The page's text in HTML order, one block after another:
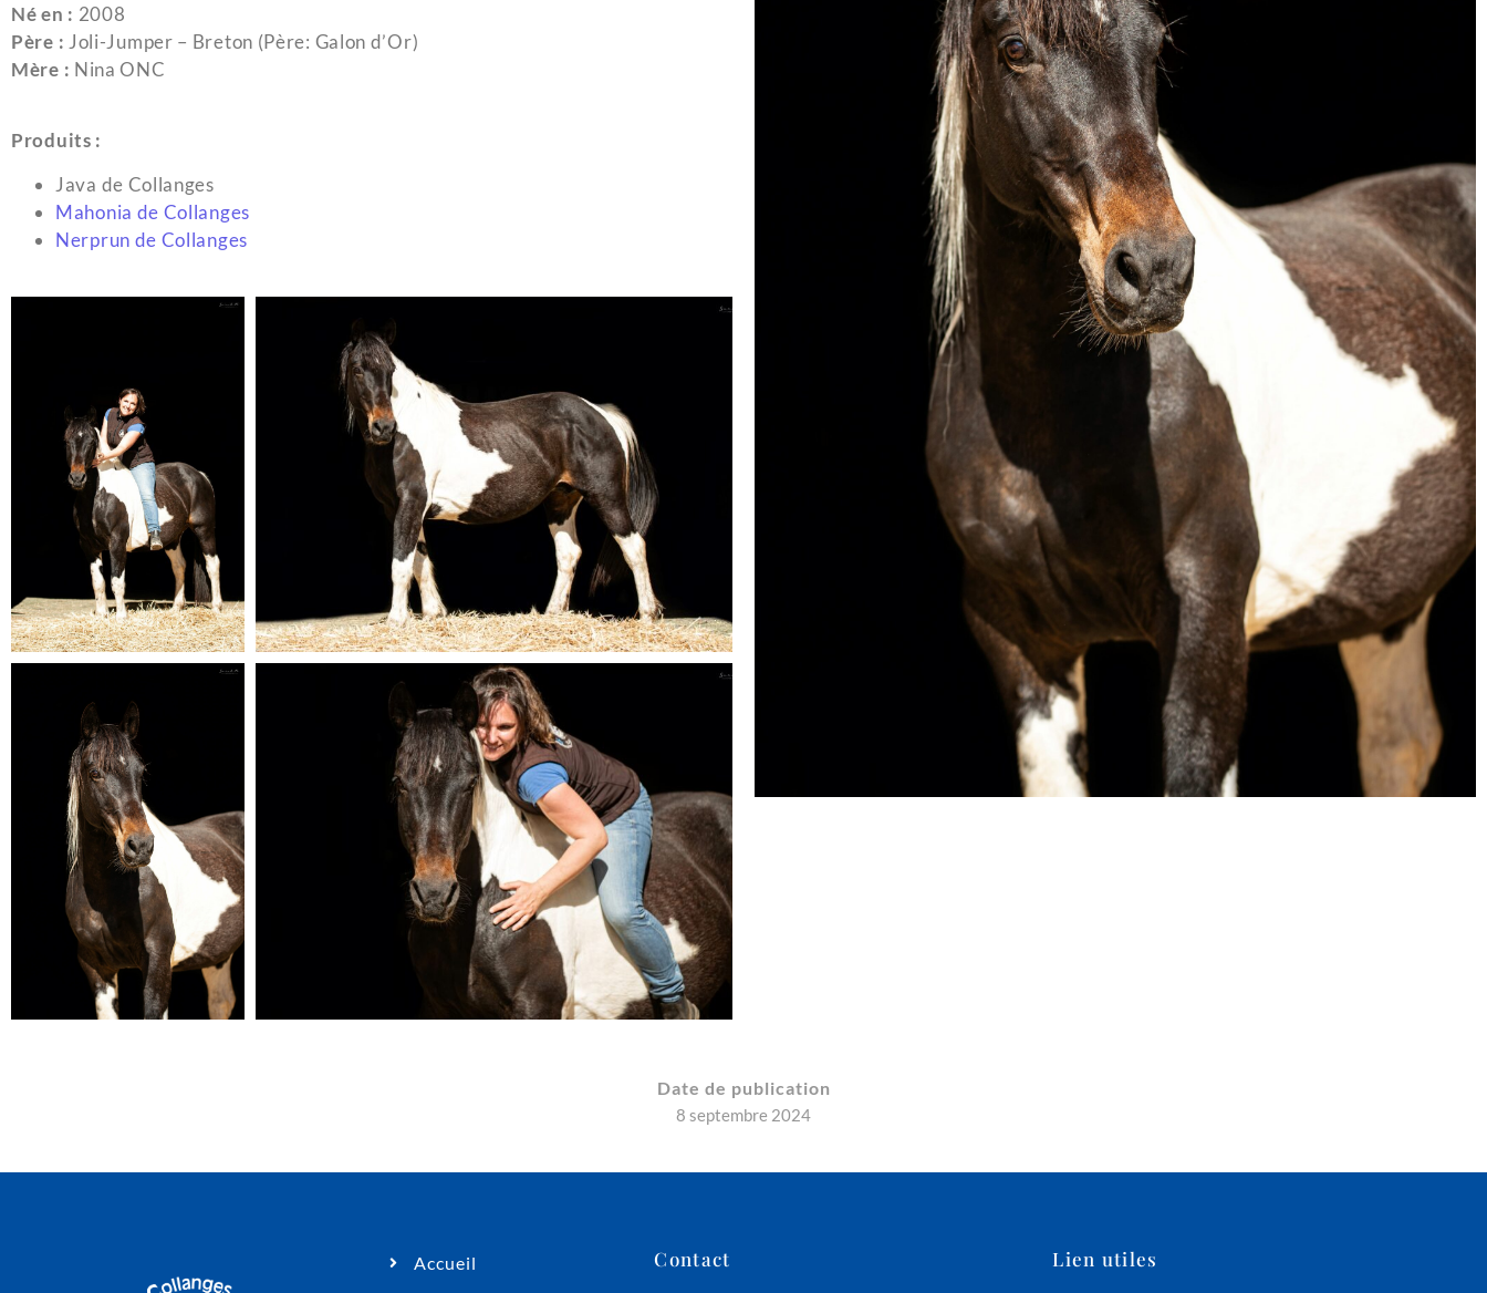
Né en : 2008
Père : Joli-Jumper – Breton (Père: Galon d’Or)
Mère : Nina ONC
Produits :
Java de Collanges
Mahonia de Collanges
Nerprun de Collanges
Date de publication
8 septembre 2024
Accueil Contact Lien utiles